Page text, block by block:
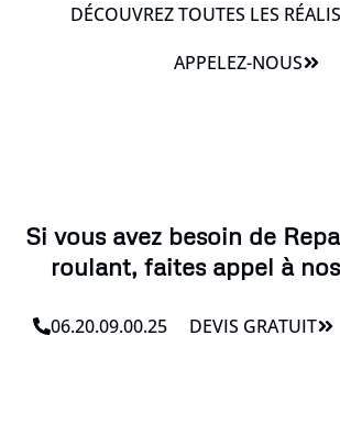
DÉCOUVREZ TOUTES LES
APPELEZ-NOUS
Si vous avez besoin de
roulant, faites appel à
06.20.09.00.25 DEVIS GRATUIT